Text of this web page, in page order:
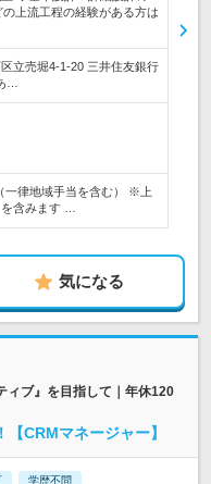
上流工程の経験がある方は
立売堀4-1-20 三井住友銀行
…
一律地域手当を含む） ※上
含みます …
気になる
ィブ』を目指して｜年休120
【CRMマネージャー】
学歴不問